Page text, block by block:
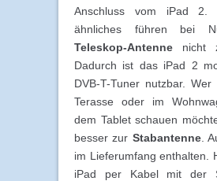
Anschluss vom iPad 2.
ähnliches führen bei
Teleskop-Antenne nicht
Dadurch ist das iPad 2
DVB-T-Tuner nutzbar.
Terasse oder im
dem Tablet schauen
besser zur Stabantenne.
im Lieferumfang enthalten.
iPad per Kabel mit der